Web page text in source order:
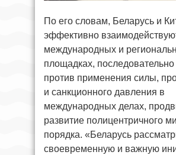
По его словам, Беларусь и
эффективно
международных и
площадках,
против применения силы,
и санкционного давления в
международных делах,
развитие полицентричного
порядка. «Беларусь
своевременную и важную